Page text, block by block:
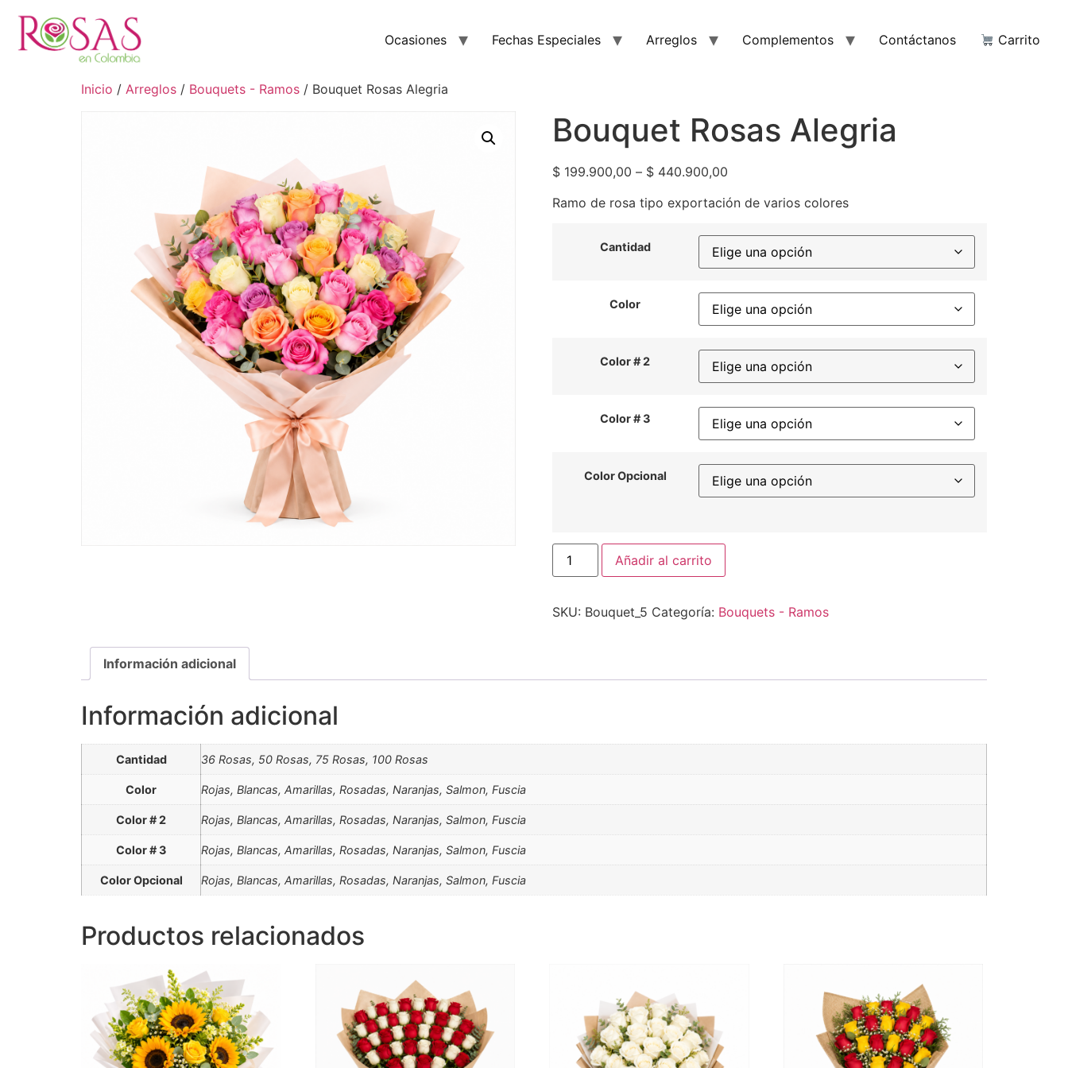
Ocasiones Fechas Especiales Arreglos Complementos Contáctanos Carrito
Inicio / Arreglos / Bouquets - Ramos / Bouquet Rosas Alegria
Bouquet Rosas Alegria
$199.900,00 – $440.900,00
Ramo de rosa tipo exportación de varios colores
Cantidad
Color
Color # 2
Color # 3
Color Opcional
Añadir al carrito
SKU: Bouquet_5 Categoría: Bouquets - Ramos
Información adicional
Información adicional
Cantidad 36 Rosas, 50 Rosas, 75 Rosas, 100 Rosas
Color Rojas, Blancas, Amarillas, Rosadas, Naranjas, Salmon, Fuscia
Color # 2 Rojas, Blancas, Amarillas, Rosadas, Naranjas, Salmon, Fuscia
Color # 3 Rojas, Blancas, Amarillas, Rosadas, Naranjas, Salmon, Fuscia
Color Opcional Rojas, Blancas, Amarillas, Rosadas, Naranjas, Salmon, Fuscia
Productos relacionados